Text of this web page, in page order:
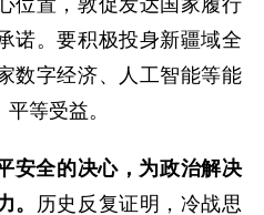
位置，敦促发达国家履行
诺。要积极投身新疆域全
数字经济、人工智能等能
等受益。
安全的决心，为政治解决
。
历史反复证明，冷战思